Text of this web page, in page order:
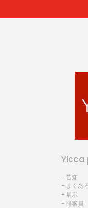
Yicca
- 告知
- よくあ
- 展示
- 陪審員